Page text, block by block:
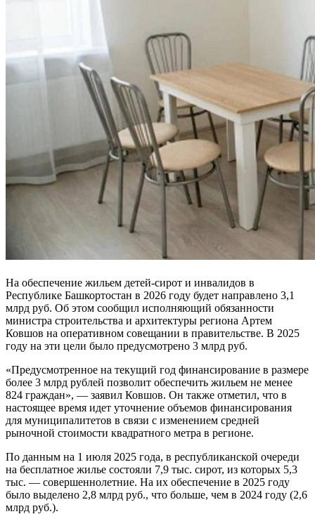
На обеспечение жильем детей-сирот и инвалидов в
Республике Башкортостан в 2026 году будет направлено 3,1
млрд руб. Об этом сообщил исполняющий обязанности
министра строительства и архитектуры региона Артем
Ковшов на оперативном совещании в правительстве. В 2025
году на эти цели было предусмотрено 3 млрд руб.
«Предусмотренное на текущий год финансирование в размере
более 3 млрд рублей позволит обеспечить жильем не менее
824 граждан», — заявил Ковшов. Он также отметил, что в
настоящее время идет уточнение объемов финансирования
для муниципалитетов в связи с изменением средней
рыночной стоимости квадратного метра в регионе.
По данным на 1 июля 2025 года, в республиканской очереди
на бесплатное жилье состояли 7,9 тыс. сирот, из которых 5,3
тыс. — совершеннолетние. На их обеспечение в 2025 году
было выделено 2,8 млрд руб., что больше, чем в 2024 году (2,6
млрд руб.).